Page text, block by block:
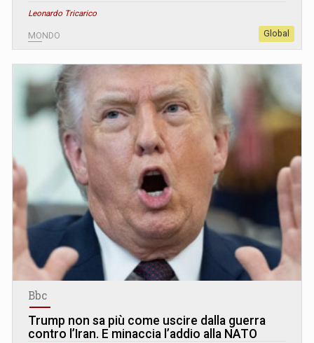
Leonardo Tricarico
MONDO Global
Bbc
Trump non sa più come uscire dalla guerra
contro l’Iran. E minaccia l’addio alla NATO